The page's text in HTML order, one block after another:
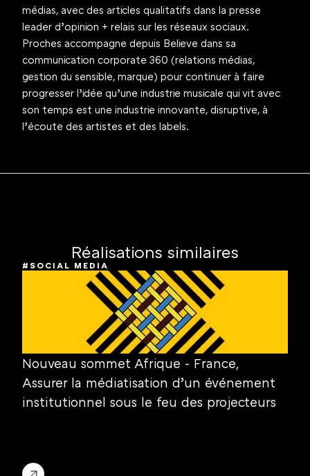
médias, avec des articles qualitatifs dans la presse
leader d’opinion + relais sur les réseaux sociaux.
Proches accompagne depuis Believe dans sa
communication corporate 360 (relations médias,
gestion du sensible, marque) pour continuer à faire
progresser l’idée qu’une industrie musicale qui vit avec
son temps est une industrie innovante, disruptive, à
l’écoute des artistes et des labels.
Réalisations similaires
#SOCIAL MEDIA
Nouveau sommet Afrique - France,
Assurer la médiatisation d’un événement
institutionnel sous le feu des projecteurs